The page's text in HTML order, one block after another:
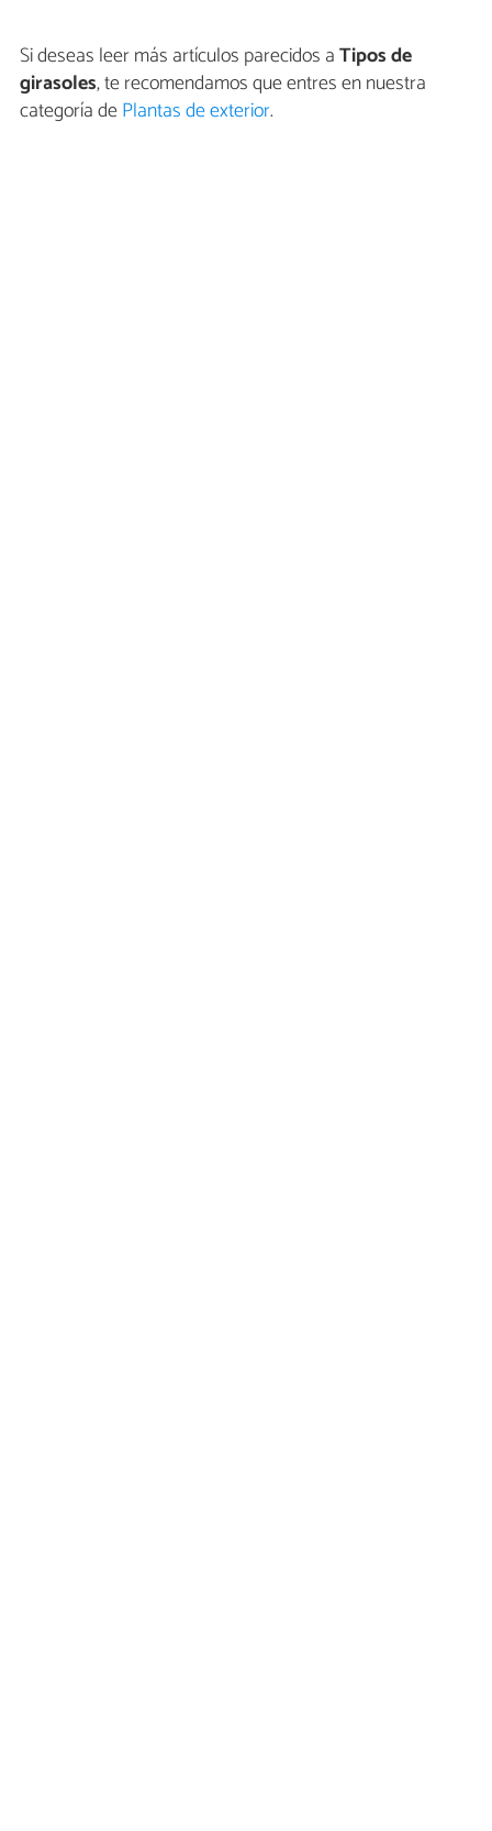
Si deseas leer más artículos parecidos aTipos de
girasoles, te recomendamos que entres en nuestra
categoría dePlantas de exterior.